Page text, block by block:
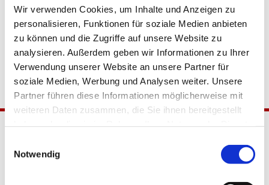
Wir verwenden Cookies, um Inhalte und Anzeigen zu
personalisieren, Funktionen für soziale Medien anbieten
zu können und die Zugriffe auf unsere Website zu
analysieren. Außerdem geben wir Informationen zu Ihrer
Verwendung unserer Website an unsere Partner für
soziale Medien, Werbung und Analysen weiter. Unsere
Partner führen diese Informationen möglicherweise mit
weiteren Daten zusammen, die Sie ihnen bereitgestellt
Notwendig